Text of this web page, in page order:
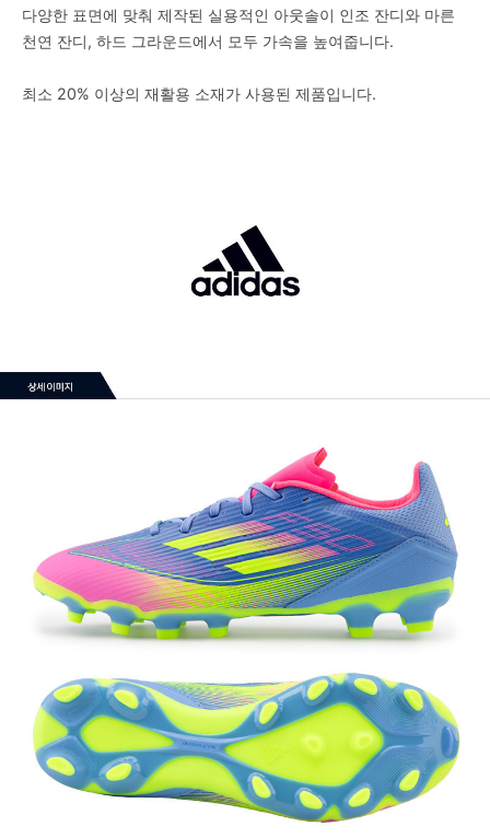
다양한 표면에 맞춰 제작된 실용적인 아웃솔이 인조 잔디와 마른
천연 잔디, 하드 그라운드에서 모두 가속을 높여줍니다.
최소 20% 이상의 재활용 소재가 사용된 제품입니다.